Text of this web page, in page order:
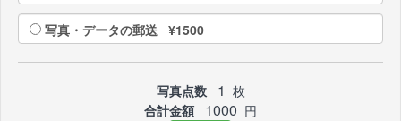
写真・データの郵送 ¥1500
写真点数 1 枚
合計金額
1000 円